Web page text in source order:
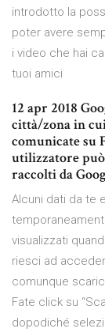
introdotto la
poter avere
i video che hai
tuoi amici
12 apr 2018
città/zona in
comunicate su
utilizzatore
raccolti da
Alcuni dati da te
visualizzati
riesci ad
comunque
Fate click su
dopodiché